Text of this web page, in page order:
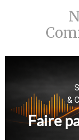
&
Faire